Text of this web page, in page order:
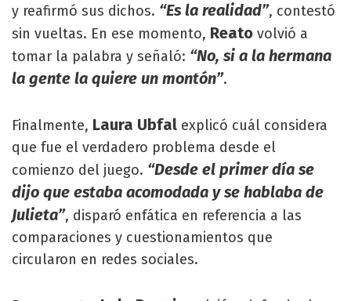
y reafirmó sus dichos. “Es la realidad”, contestó
sin vueltas. En ese momento, Reato volvió a
tomar la palabra y señaló: “No, si a la hermana
la gente la quiere un montón”.
Finalmente, Laura Ubfal explicó cuál considera
que fue el verdadero problema desde el
comienzo del juego. “Desde el primer día se
dijo que estaba acomodada y se hablaba de
Julieta”, disparó enfática en referencia a las
comparaciones y cuestionamientos que
circularon en redes sociales.